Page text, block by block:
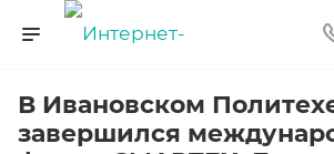
В Ивановском
завершился